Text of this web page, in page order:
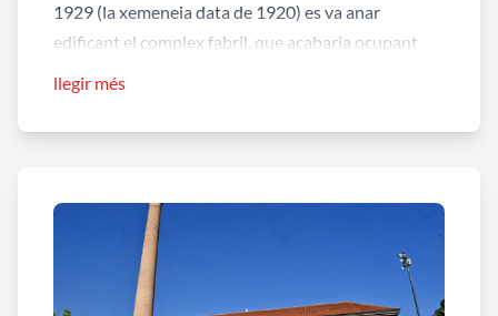
1929 (la xemeneia data de 1920) es va anar
edificant el complex fabril, que acabaria ocupant
d’Òdena, i els carrers de Galícia i de l’Aurora,
teatre del Cercle Mercantil les instal·lacions de Cal
Font arribaven fins als darreres de la casa dels amos
al carrer del Clos, espai en el qual el darrer
urbanisme ha obert una comunicació entre aquest
llegir més